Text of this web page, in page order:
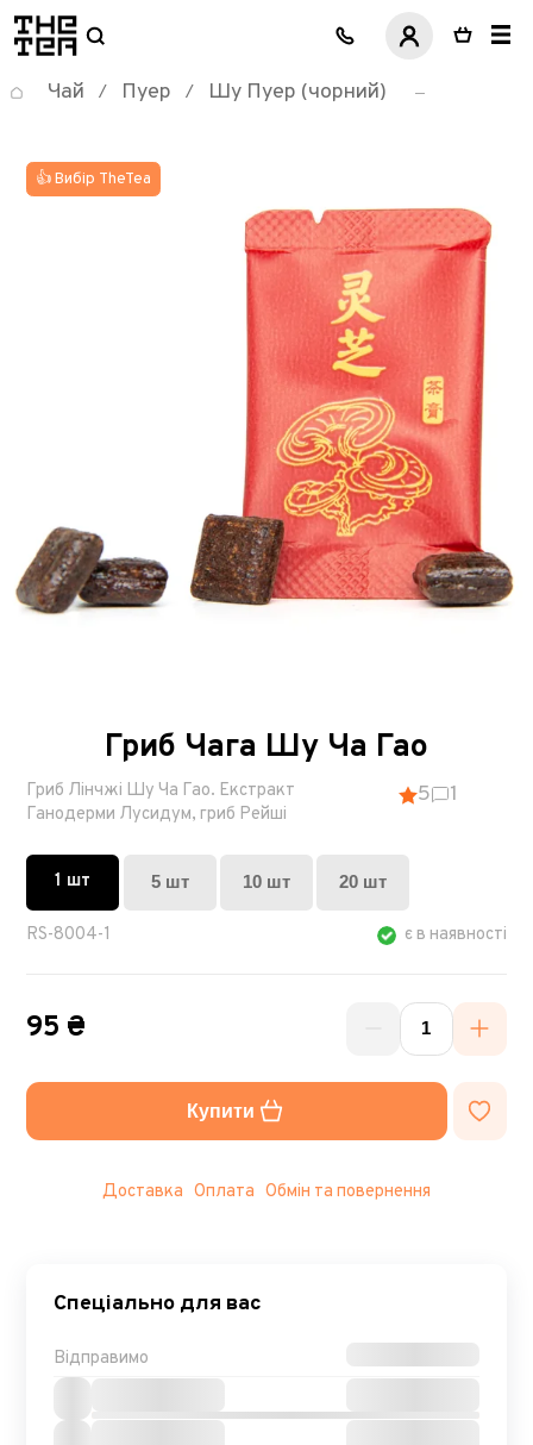
логотип
Чай / Пуер / Шу Пуер (чорний)
👍 Вибір TheTea
Гриб Чага Шу Ча Гао
Гриб Лінчжі Шу Ча Гао. Екстракт
Ганодерми Лусидум, гриб Рейші
5 1
1 шт 5 шт 10 шт 20 шт
RS-8004-1 є в наявності
95 ₴
Купити
Доставка Оплата Обмін та повернення
Спеціально для вас
Відправимо